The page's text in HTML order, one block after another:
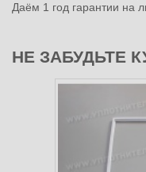
Даём 1 год гарантии на
НЕ ЗАБУДЬТЕ